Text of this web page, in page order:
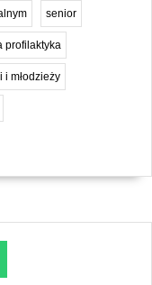
senior
profilaktyka
młodzieży